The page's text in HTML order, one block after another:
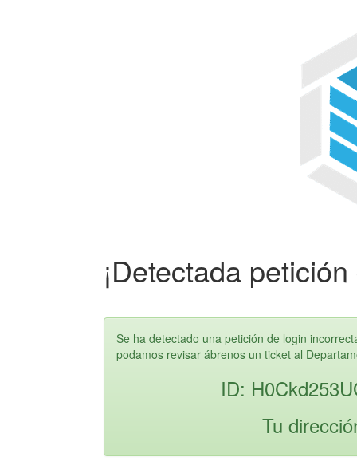
¡Detectada
Se ha detectado una petición de login
podamos revisar ábrenos un ticket al
ID:
Tu